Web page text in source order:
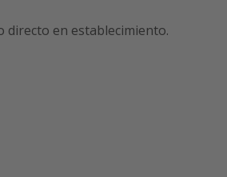
directo en establecimiento.